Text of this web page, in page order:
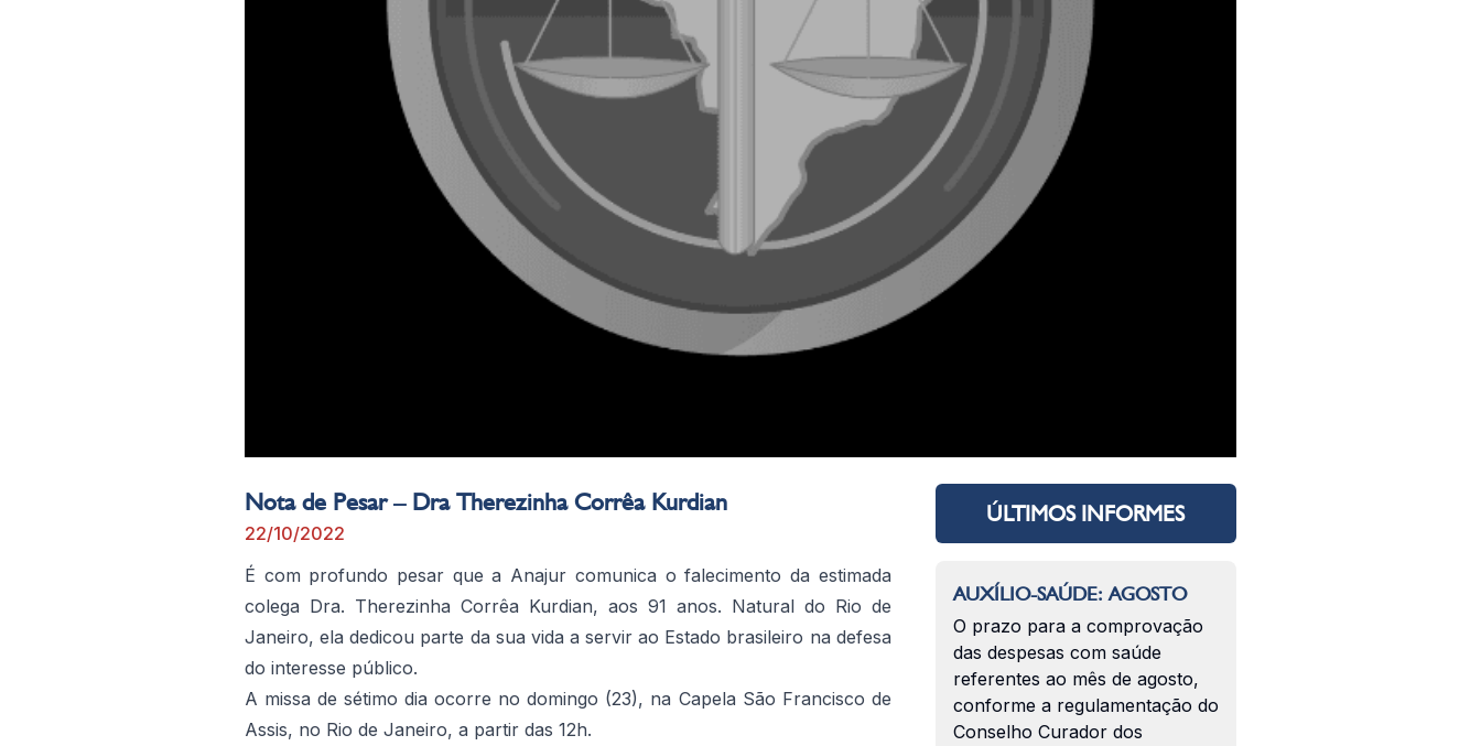
Nota de Pesar – Dra Therezinha Corrêa Kurdian
22/10/2022
É com profundo pesar que a Anajur comunica o falecimento da estimada
colega Dra. Therezinha Corrêa Kurdian, aos 91 anos. Natural do Rio de
Janeiro, ela dedicou parte da sua vida a servir ao Estado brasileiro na defesa
do interesse público.
A missa de sétimo dia ocorre no domingo (23), na Capela São Francisco de
Assis, no Rio de Janeiro, a partir das 12h.
ÚLTIMOS INFORMES
AUXÍLIO-SAÚDE: AGOSTO
O prazo para a comprovação
das despesas com saúde
referentes ao mês de agosto,
conforme a regulamentação do
Conselho Curador dos